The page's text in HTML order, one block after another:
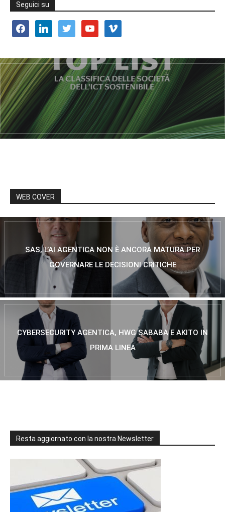
Seguici su
facebooklinkedin twitter youtube vimeo
WEB COVER
SAS, L’AI AGENTICA NON È ANCORA MATURA PER
GOVERNARE LE DECISIONI CRITICHE
CYBERSECURITY AGENTICA, HWG SABABA E AKITO IN
PRIMA LINEA
Resta aggiornato con la nostra Newsletter